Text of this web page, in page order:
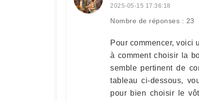
2025-05-15 17:36:18
Nombre de réponses : 23
Pour commencer, voici
à comment choisir la
semble pertinent de
tableau ci-dessous,
pour bien choisir le